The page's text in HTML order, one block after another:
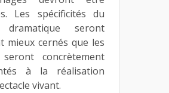
Les spécificités du
dramatique seront
mieux cernés que les
concrètement
à la réalisation
vivant.